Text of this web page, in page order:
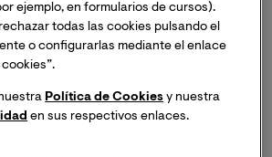
de actuación profesional
la docencia y decidas enseñar a
O que lo tuyo sea el deporte y
alcanzar su máximo nivel. Desde una
ejemplo, en formularios de cursos).
todas las cookies pulsando el
o configurarlas mediante el enlace
Política de Cookies y nuestra
en sus respectivos enlaces.